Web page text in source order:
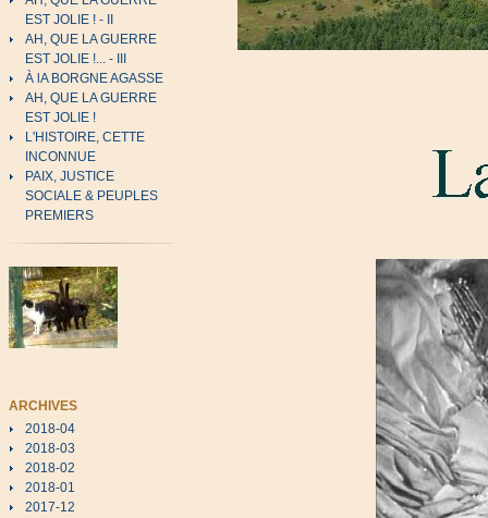
EST JOLIE ! - II
AH, QUE LA GUERRE
EST JOLIE !... - III
À lA BORGNE AGASSE
AH, QUE LA GUERRE
EST JOLIE !
L'HISTOIRE, CETTE
INCONNUE
PAIX, JUSTICE
SOCIALE & PEUPLES
PREMIERS
ARCHIVES
2018-04
2018-03
2018-02
2018-01
2017-12